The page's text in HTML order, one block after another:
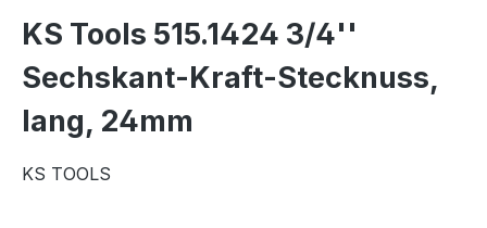
KS Tools 515.1424 3/4''
Sechskant-Kraft-Stecknuss,
lang, 24mm
KS TOOLS